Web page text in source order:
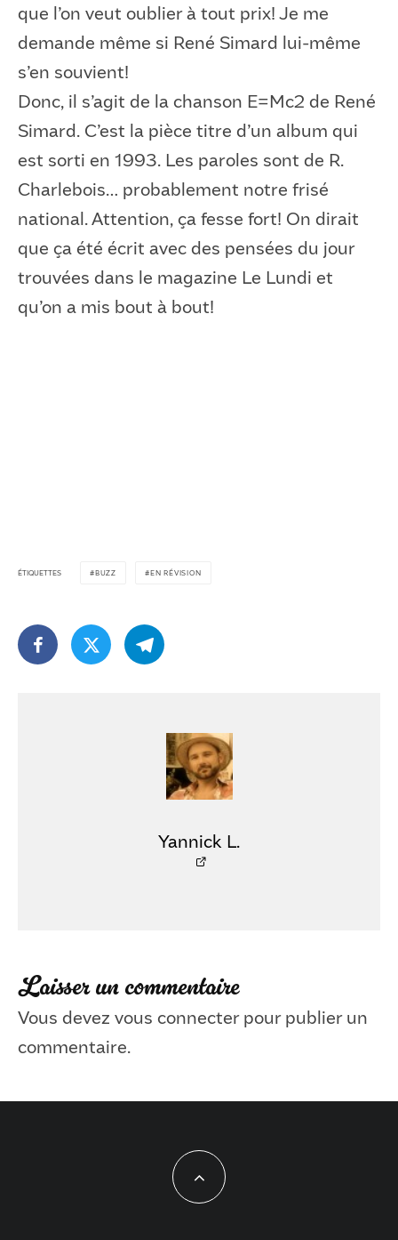
que l’on veut oublier à tout prix! Je me
demande même si René Simard lui-même
s’en souvient!
Donc, il s’agit de la chanson E=Mc2 de René
Simard. C’est la pièce titre d’un album qui
est sorti en 1993. Les paroles sont de R.
Charlebois… probablement notre frisé
national. Attention, ça fesse fort! On dirait
que ça été écrit avec des pensées du jour
trouvées dans le magazine Le Lundi et
qu’on a mis bout à bout!
ÉTIQUETTES BUZZ EN RÉVISION
Yannick L.
Laisser un commentaire
Vous devez vous connecterpour publier un
commentaire.